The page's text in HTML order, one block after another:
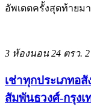
อัพเดตครั้งสุดท้ายม
3 ห้องนอน 24 ตรว.
เช่าทุกประเภทอ
สัมพันธวงศ์-กรุงเ